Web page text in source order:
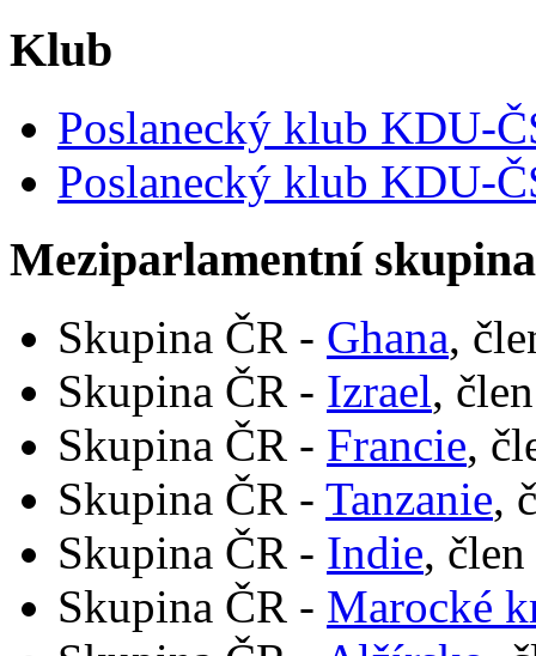
Klub
Poslanecký klub KDU-
Poslanecký klub KDU-
Meziparlamentní
Skupina ČR - Ghana,
Skupina ČR - Izrael,
Skupina ČR - Francie,
Skupina ČR - Tanzanie,
Skupina ČR - Indie,
Skupina ČR - Marocké